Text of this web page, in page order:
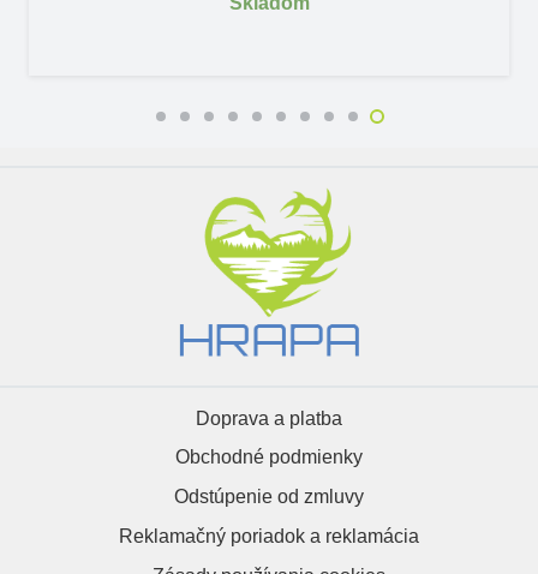
Doprava a platba
Obchodné podmienky
Odstúpenie od zmluvy
Reklamačný poriadok a reklamácia